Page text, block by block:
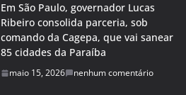
Em São Paulo, governador Lucas
Ribeiro consolida parceria, sob
comando da Cagepa, que vai sanear
85 cidades da Paraíba
maio 15, 2026 nenhum comentário